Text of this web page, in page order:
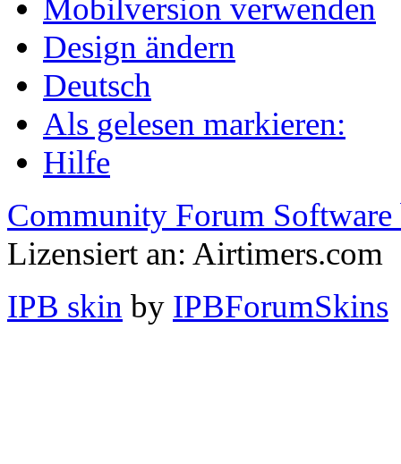
Mobilversion verwenden
Design ändern
Deutsch
Als gelesen markieren:
Hilfe
Community Forum Software
Lizensiert an: Airtimers.com
IPB skin by IPBForumSkins